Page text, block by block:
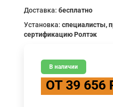
Доставка: бесплатно
Установка: специалисты,
сертификацию Ролтэк
В наличии
ОТ 39 656